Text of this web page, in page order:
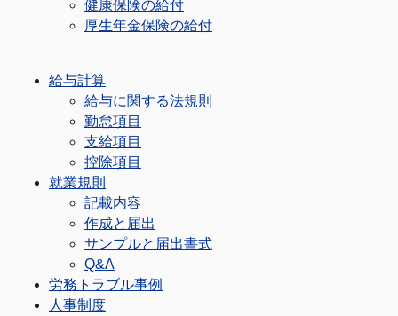
健康保険の給付
厚生年金保険の給付
給与計算
給与に関する法規則
勤怠項目
支給項目
控除項目
就業規則
記載内容
作成と届出
サンプルと届出書式
Q&A
労務トラブル事例
人事制度